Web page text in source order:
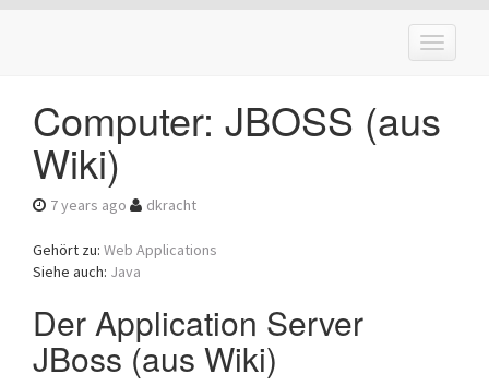
T
o
l
Computer: JBOSS (aus
Wiki)
7 years ago dkracht
Gehört zu: Web Applications
Siehe auch: Java
Der Application Server
JBoss (aus Wiki)